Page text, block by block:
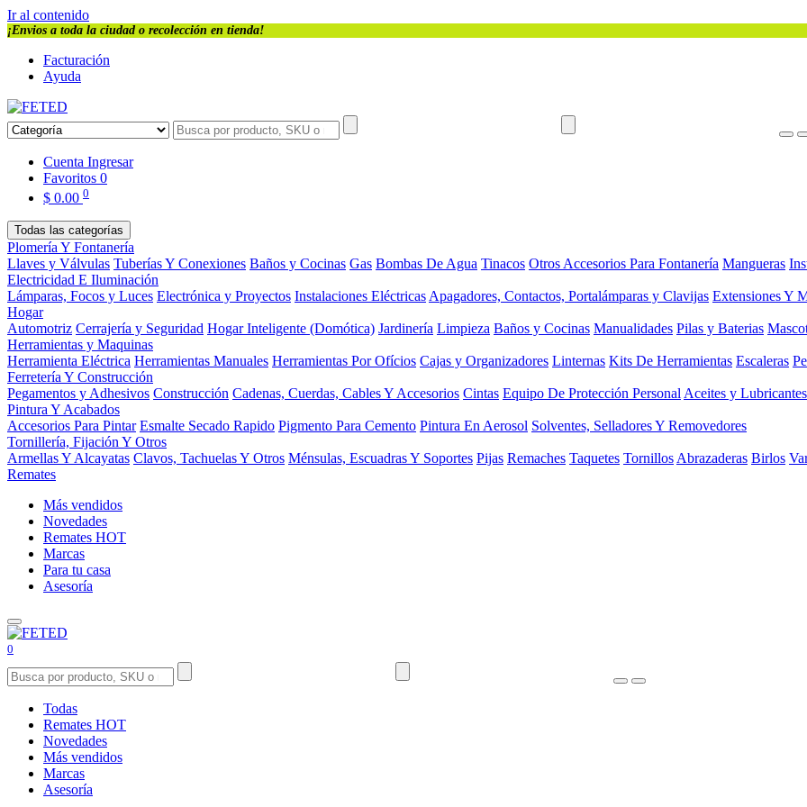
Ir al contenido
¡Envios a toda la ciudad o recolección en tienda!
Facturación
Ayuda
Cuenta Ingresar
Favoritos 0
$ 0.00 0
Todas las categorías
Plomería Y Fontanería
Llaves y Válvulas Tuberías Y Conexiones Baños y Cocinas Gas Bombas De Agua Tinacos Otros Accesorios Para Fontanería Mangueras
Electricidad E Iluminación
Lámparas, Focos y Luces Electrónica y Proyectos Instalaciones Eléctricas Apagadores, Contactos, Portalámparas y Clavijas Extensiones Y
Hogar
Automotriz Cerrajería y Seguridad Hogar Inteligente (Domótica) Jardinería Limpieza Baños y Cocinas Manualidades Pilas y Baterias
Herramientas y Maquinas
Herramienta Eléctrica Herramientas Manuales Herramientas Por Ofícios Cajas y Organizadores Linternas Kits De Herramientas Escaleras
Ferretería Y Construcción
Pegamentos y Adhesivos Construcción Cadenas, Cuerdas, Cables Y Accesorios Cintas Equipo De Protección Personal Aceites y Lubricantes
Pintura Y Acabados
Accesorios Para Pintar Esmalte Secado Rapido Pigmento Para Cemento Pintura En Aerosol Solventes, Selladores Y Removedores
Tornillería, Fijación Y Otros
Armellas Y Alcayatas Clavos, Tachuelas Y Otros Ménsulas, Escuadras Y Soportes Pijas Remaches Taquetes Tornillos Abrazaderas Birlos
Remates
Más vendidos
Novedades
Remates HOT
Marcas
Para tu casa
Asesoría
0
Todas
Remates HOT
Novedades
Más vendidos
Marcas
Asesoría